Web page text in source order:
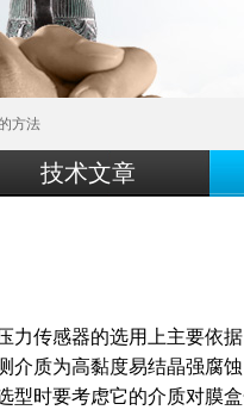
方法
技术文章
力传感器的选用上主要依
介质为高黏度易结晶强腐
型时要考虑它的介质对膜